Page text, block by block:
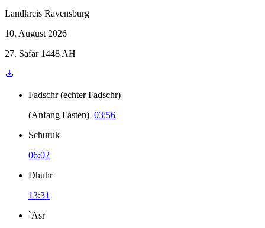
Landkreis Ravensburg
10. August 2026
27. Safar 1448 AH
Fadschr (echter Fadschr)
(Anfang Fasten) 03:56
Schuruk
06:02
Dhuhr
13:31
`Asr